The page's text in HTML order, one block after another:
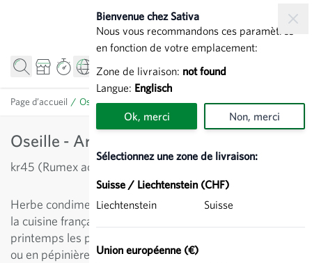
Bienvenue chez Sativa
Nous vous recommandons ces paramètres
en fonction de votre emplacement:
Zone de livraison: not found
Langue: Englisch
Ok, merci Non, merci
Sélectionnez une zone de livraison:
Suisse / Liechtenstein (CHF)
Liechtenstein
Suisse
Union européenne (€)
Page d’accueil / Oseille - Aromatiques
Oseille - Aromatiques
kr45 (Rumex acetosa)
Herbe condimentaire peu exigeante, très apprécié dans
la cuisine française. Produit rapidement au début du
printemps les premières feuilles fraîches. Semis direct
ou en pépinière.